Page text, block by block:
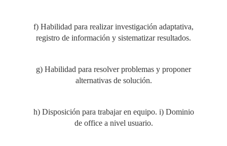
f) Habilidad para realizar investigación adaptativa,
registro de información y sistematizar resultados.
g) Habilidad para resolver problemas y proponer
alternativas de solución.
h) Disposición para trabajar en equipo. i) Dominio
de office a nivel usuario.